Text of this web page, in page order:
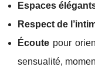
Espaces
Respect de
Écoute pour
sensualité,